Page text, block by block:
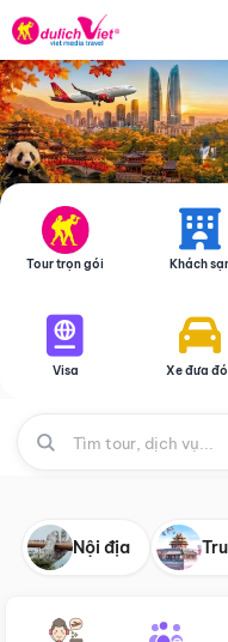
Tour trọn gói Khách
Visa Xe đưa
Nội địa